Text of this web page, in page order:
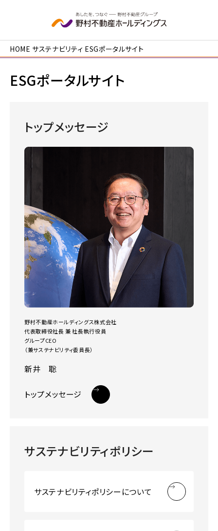
HOME サステナビリティ ESGポータルサイト
ESGポータルサイト
トップメッセージ
野村不動産ホールディングス株式会社
代表取締役社長 兼 社長執行役員
グループCEO
（兼サステナビリティ委員長）
新井 聡
トップメッセージ
サステナビリティポリシー
サステナビリティポリシーについて